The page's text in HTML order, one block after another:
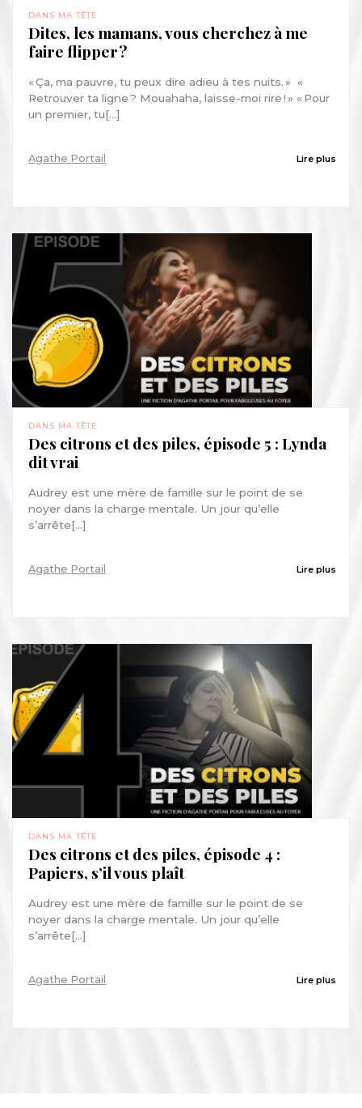
DANS MA TÊTE
Dites, les mamans, vous cherchez à me
faire flipper ?
« Ça, ma pauvre, tu peux dire adieu à tes nuits. » «
Retrouver ta ligne ? Mouahaha, laisse-moi rire ! » « Pour
un premier, tu[...]
Agathe Portail Lire plus
DANS MA TÊTE
Des citrons et des piles, épisode 5 : Lynda
dit vrai
Audrey est une mère de famille sur le point de se
noyer dans la charge mentale. Un jour qu’elle
s’arrête[...]
Agathe Portail Lire plus
DANS MA TÊTE
Des citrons et des piles, épisode 4 :
Papiers, s’il vous plaît
Audrey est une mère de famille sur le point de se
noyer dans la charge mentale. Un jour qu’elle
s’arrête[...]
Agathe Portail Lire plus